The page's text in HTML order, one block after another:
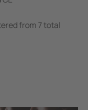
from 7 total